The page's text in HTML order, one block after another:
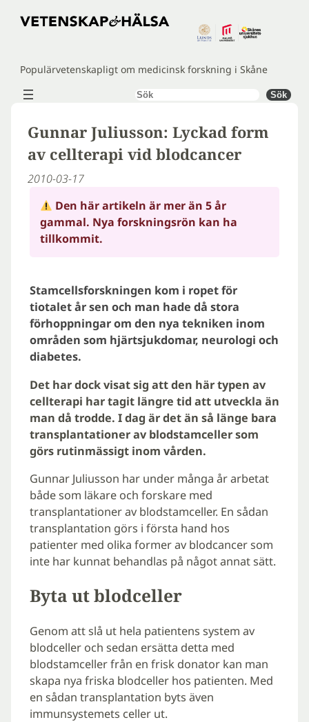
Hoppa
Populärvetenskapligt om medicinsk forskning i Skåne
Sök Sök
Gunnar Juliusson: Lyckad form
av cellterapi vid blodcancer
2010-03-17
Den här artikeln är mer än 5 år
gammal. Nya forskningsrön kan ha
tillkommit.
Stamcellsforskningen kom i ropet för
tiotalet år sen och man hade då stora
förhoppningar om den nya tekniken inom
områden som hjärtsjukdomar, neurologi och
diabetes.
Det har dock visat sig att den här typen av
cellterapi har tagit längre tid att utveckla än
man då trodde. I dag är det än så länge bara
transplantationer av blodstamceller som
görs rutinmässigt inom vården.
Gunnar Juliusson har under många år arbetat
både som läkare och forskare med
transplantationer av blodstamceller. En sådan
transplantation görs i första hand hos
patienter med olika former av blodcancer som
inte har kunnat behandlas på något annat sätt.
Byta ut blodceller
Genom att slå ut hela patientens system av
blodceller och sedan ersätta detta med
blodstamceller från en frisk donator kan man
skapa nya friska blodceller hos patienten. Med
en sådan transplantation byts även
immunsystemets celler ut.